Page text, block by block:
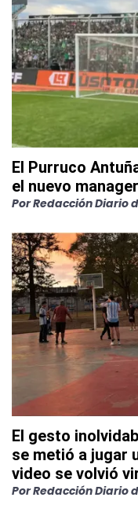
El Purruco
el nuevo
PorRedacción Diario
El gesto
se metió a jugar
video se volvió
PorRedacción Diario